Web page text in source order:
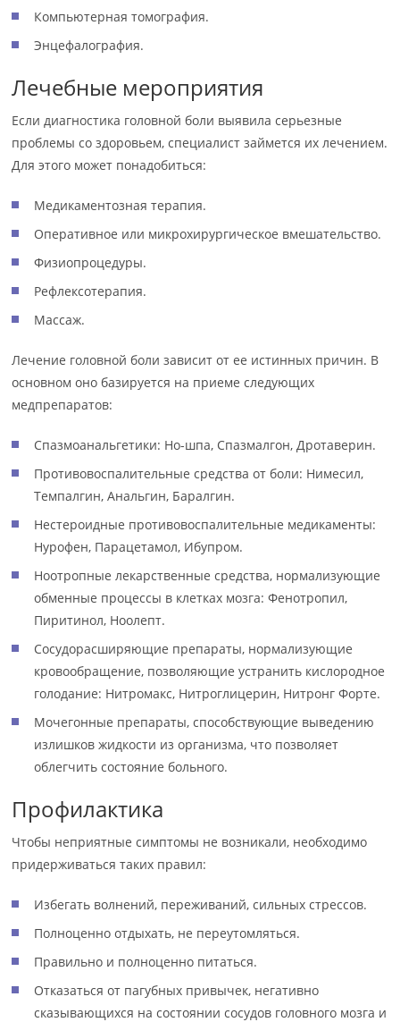
Компьютерная томография.
Энцефалография.
Лечебные мероприятия
Если диагностика головной боли выявила серьезные
проблемы со здоровьем, специалист займется их лечением.
Для этого может понадобиться:
Медикаментозная терапия.
Оперативное или микрохирургическое вмешательство.
Физиопроцедуры.
Рефлексотерапия.
Массаж.
Лечение головной боли зависит от ее истинных причин. В
основном оно базируется на приеме следующих
медпрепаратов:
Спазмоанальгетики: Но-шпа, Спазмалгон, Дротаверин.
Противовоспалительные средства от боли: Нимесил,
Темпалгин, Анальгин, Баралгин.
Нестероидные противовоспалительные медикаменты:
Нурофен, Парацетамол, Ибупром.
Ноотропные лекарственные средства, нормализующие
обменные процессы в клетках мозга: Фенотропил,
Пиритинол, Ноолепт.
Сосудорасширяющие препараты, нормализующие
кровообращение, позволяющие устранить кислородное
голодание: Нитромакс, Нитроглицерин, Нитронг Форте.
Мочегонные препараты, способствующие выведению
излишков жидкости из организма, что позволяет
облегчить состояние больного.
Профилактика
Чтобы неприятные симптомы не возникали, необходимо
придерживаться таких правил:
Избегать волнений, переживаний, сильных стрессов.
Полноценно отдыхать, не переутомляться.
Правильно и полноценно питаться.
Отказаться от пагубных привычек, негативно
сказывающихся на состоянии сосудов головного мозга и